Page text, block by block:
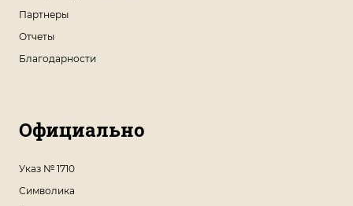
Партнеры
Отчеты
Благодарности
Официально
Указ № 1710
Символика